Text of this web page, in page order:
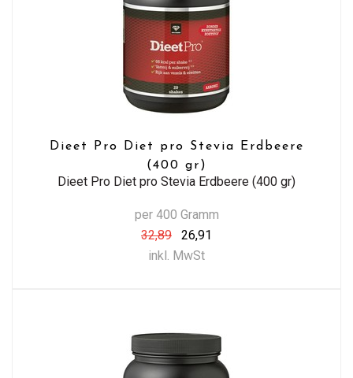
Dieet Pro Diet pro Stevia Erdbeere
(400 gr)
Dieet Pro Diet pro Stevia Erdbeere (400 gr)
per 400 Gramm
32,89
26,91
inkl. MwSt